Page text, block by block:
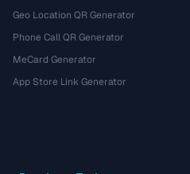
Geo Location QR Generator
Phone Call QR Generator
MeCard Generator
App Store Link Generator